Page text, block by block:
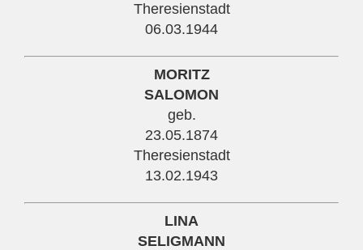
Theresienstadt
06.03.1944
MORITZ
SALOMON
geb.
23.05.1874
Theresienstadt
13.02.1943
LINA
SELIGMANN